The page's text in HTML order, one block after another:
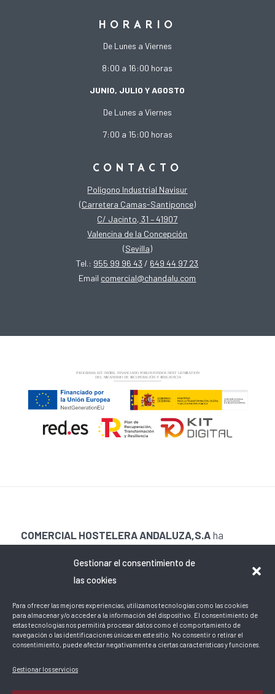
Gestionar el consentimiento de
las cookies
Para ofrecer las mejores experiencias, utilizamos tecnologías como las cookies
para almacenar y/o acceder a la información del dispositivo. El consentimiento de
estas tecnologías nos permitirá procesar datos como el comportamiento de
navegación o las identificaciones únicas en este sitio. No consentir o retirar el
consentimiento, puede afectar negativamente a ciertas características y funciones.
Gestionar los servicios
HORARIO
De Lunes a Viernes
8:00 a 16:00 horas
JUNIO, JULIO Y AGOSTO
De Lunes a Viernes
7:00 a 15:00 horas
CONTACTO
Polígono Industrial Navisur
(Carretera Camas-Santiponce)
C/ Jacinto, 31 – 41907
Valencina de la Concepción
(Sevilla)
Tel.: 955 99 96 43 / 649 44 97 23
Email comercial@chandalu.com
COMERCIAL HOSTELERA ANDALUZA,S.Aha
Programa Operativo FEDER de Andalucía 2014-
2020, financiada como parte de la respuesta de la
Unión a la pandemia de COVID-19 (REACT-UE), para
compensar el sobrecoste energético de gas natural
y/o electricidad a pymes y autónomos
precios del gas natural y la electricidad provocados
por el impacto de la guerra de agresión de Rusia